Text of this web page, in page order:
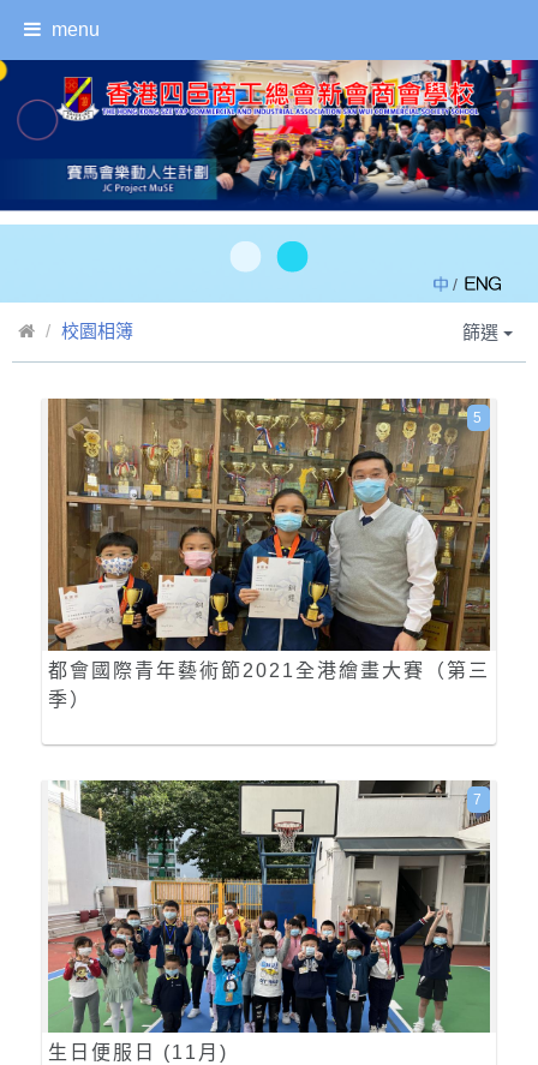
menu
/
校園相簿 篩選
都會國際青年藝術節2021全港繪畫大賽（第三
季）
5
生日便服日 (11月)
7